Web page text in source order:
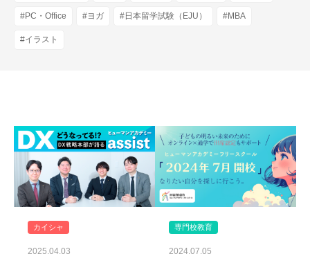
#PC・Office #ヨガ #日本留学試験（EJU） #MBA
#イラスト
カイシャ
2025.04.03
専門校教育
2024.07.05